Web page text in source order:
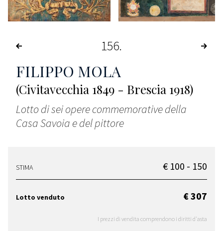
156
FILIPPO MOLA
(Civitavecchia 1849 - Brescia 1918)
Lotto di sei opere commemorative della
Casa Savoia e del pittore
STIMA € 100 - 150
Lotto venduto € 307
I prezzi di vendita comprendono i diritti d'asta